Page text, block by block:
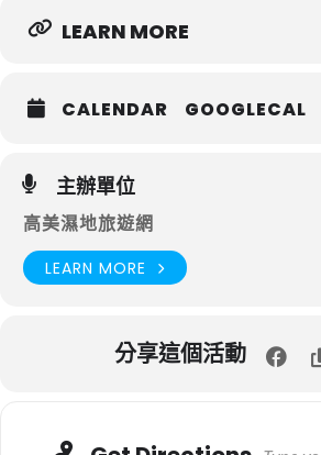
LEARN MORE
CALENDAR GOOGLECAL
主辦單位
高美濕地旅遊網
LEARN MORE
分享這個活動